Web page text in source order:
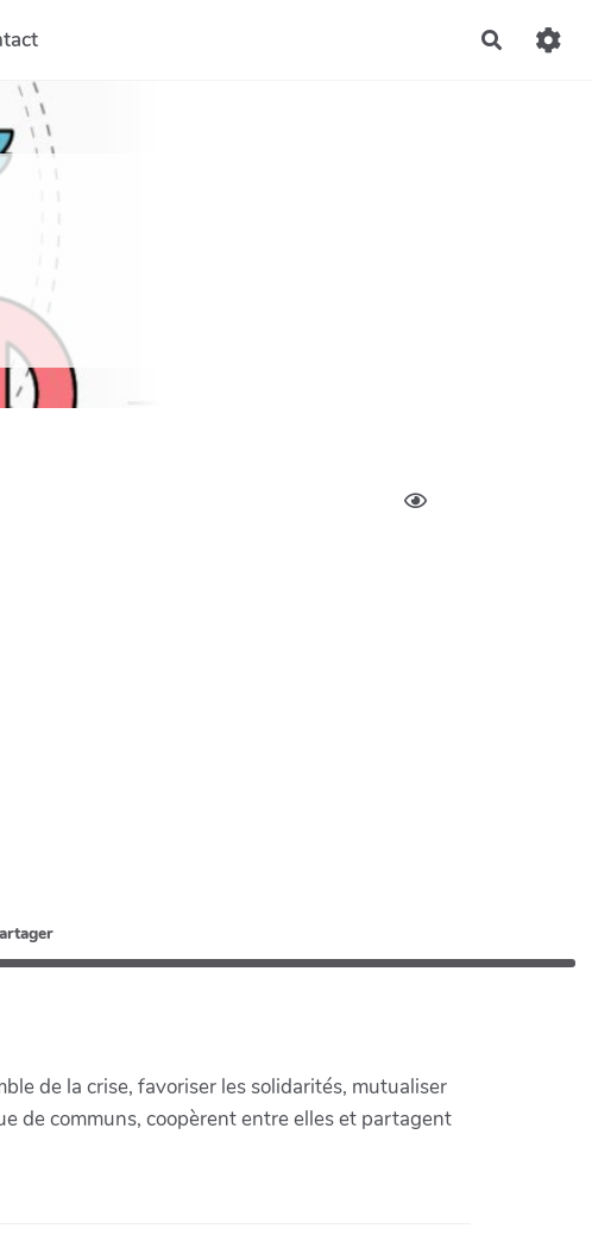
de la crise, favoriser les solidarités, mutualiser
de communs, coopèrent entre elles et partagent